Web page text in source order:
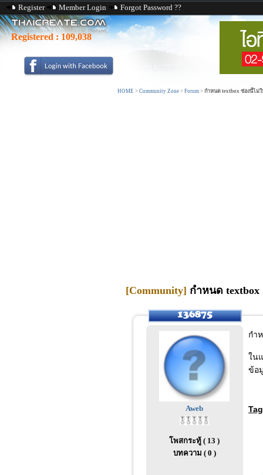
Register Member Login Forgot Password ??
Registered : 109,038
HOME > Community Zone > Forum > กำหนด textbox ช่องนี้ไม่ใ
[Community] กำหนด textbox
Aweb
โพสกระทู้ ( 13 )
บทความ ( 0 )
กำ
ใน
ข้อ
Tag